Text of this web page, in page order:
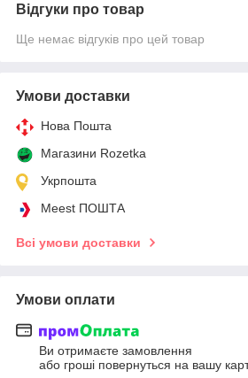
Відгуки про товар
Ще немає відгуків про цей товар
Умови доставки
Нова Пошта
Магазини Rozetka
Укрпошта
Meest ПОШТА
Всі умови доставки
Умови оплати
Ви отримаєте замовлення
або гроші повернуться на вашу